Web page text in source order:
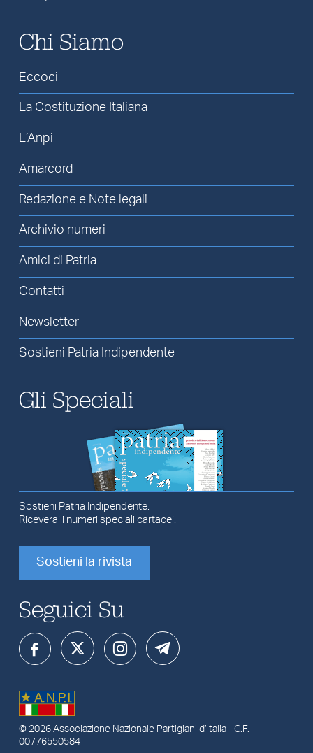
Chi Siamo
Eccoci
La Costituzione Italiana
L’Anpi
Amarcord
Redazione e Note legali
Archivio numeri
Amici di Patria
Contatti
Newsletter
Sostieni Patria Indipendente
Gli Speciali
Sostieni Patria Indipendente.
Riceverai i numeri speciali cartacei.
Sostieni la rivista
Seguici Su
© 2026 Associazione Nazionale Partigiani d’Italia- C.F.
00776550584